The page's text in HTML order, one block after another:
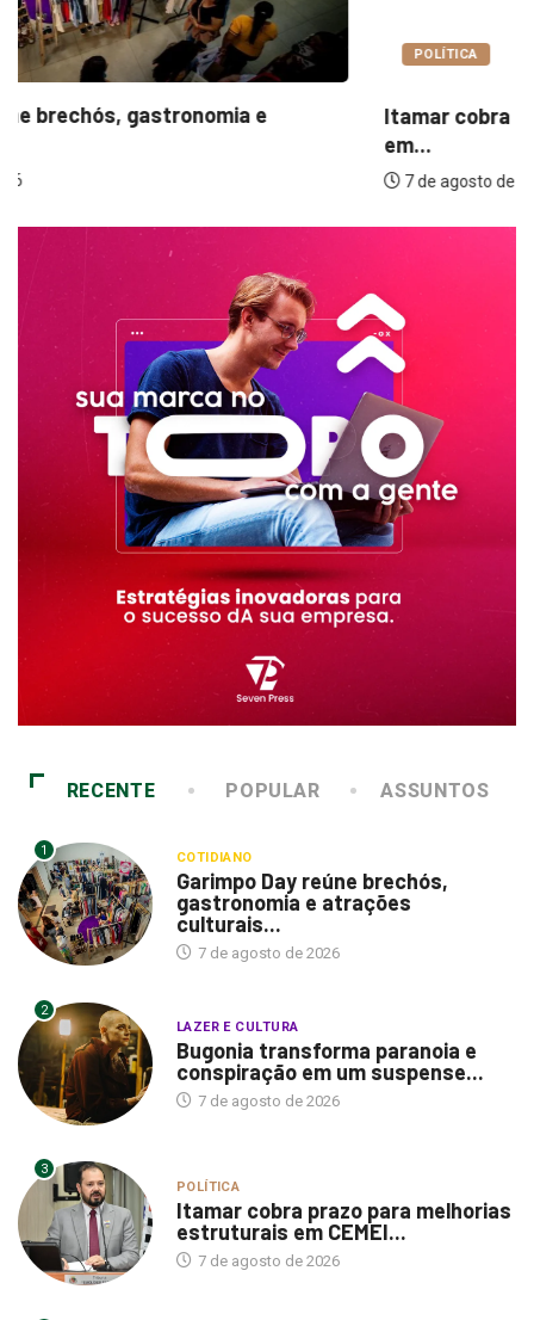
POLÍTICA
Itamar cobra prazo para melhorias estruturais
RECENTE POPULAR ASSUNTOS
1 COTIDIANO
Garimpo Day reúne brechós,
gastronomia e atrações
culturais...
7 de agosto de 2026
2
LAZER E CULTURA
Bugonia transforma paranoia e
conspiração em um suspense...
7 de agosto de 2026
3
POLÍTICA
Itamar cobra prazo para melhorias
estruturais em CEMEI...
7 de agosto de 2026